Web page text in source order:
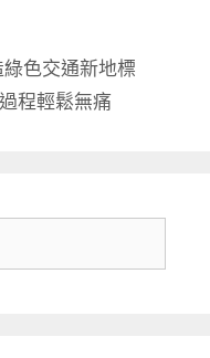
色交通新地標
程輕鬆無痛